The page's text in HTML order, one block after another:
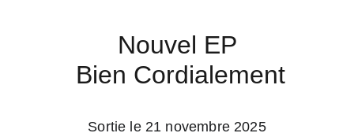
Nouvel EP
Bien Cordialement
Sortie le 21 novembre 2025